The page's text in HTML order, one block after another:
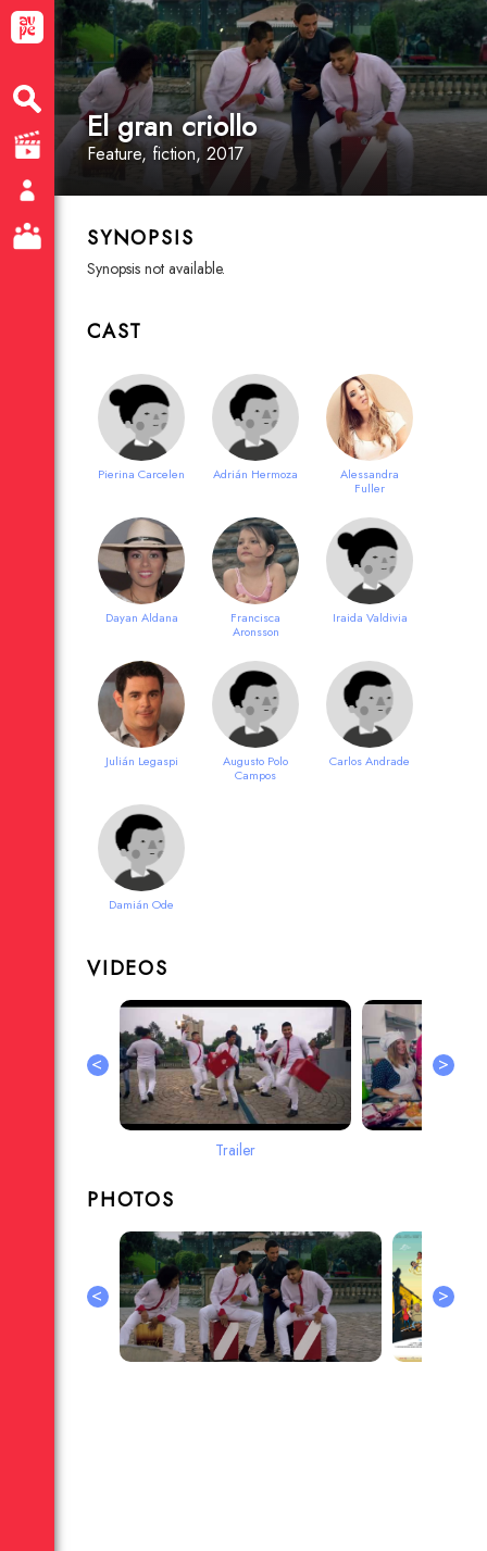
El gran criollo
Feature, fiction, 2017
SYNOPSIS
synopsis not available.
CAST
Pierina Carcelen Adrián Hermoza
Alessandra
Fuller
Dayan Aldana
Francisca
Aronsson
Iraida Valdivia
Julián Legaspi
Augusto Polo
Campos
Carlos Andrade
Damián Ode
VIDEOS
<
Trailer
>
PHOTOS
< >